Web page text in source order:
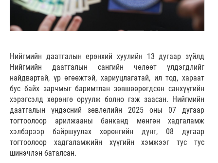
Нийгмийн даатгалын ерөнхий хуулийн 13 дугаар зүйлд
Нийгмийн даатгалын сангийн чөлөөт үлдэгдлийг
найдвартай, үр өгөөжтэй, хариуцлагатай, ил тод, хараат
бус байх зарчмыг баримтлан зөвшөөрөгдсөн санхүүгийн
хэрэгсэлд хөрөнгө оруулж болно гэж заасан. Нийгмийн
даатгалын үндэсний зөвлөлийн 2025 оны 07 дугаар
тогтоолоор арилжааны банканд мөнгөн хадгаламж
хэлбэрээр байршуулах хөрөнгийн дүнг, 08 дугаар
тогтоолоор хадгаламжийн хүүгийн хэмжээг тус тус
шинэчлэн баталсан.